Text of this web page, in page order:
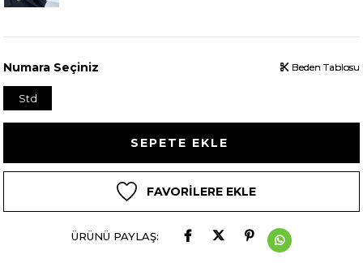
Numara Seçiniz
Std
Beden Tablosu
Beden Tablosu
Beden Tablosu
FAVORILERE EKLE
ÜRÜNÜ PAYLAŞ: